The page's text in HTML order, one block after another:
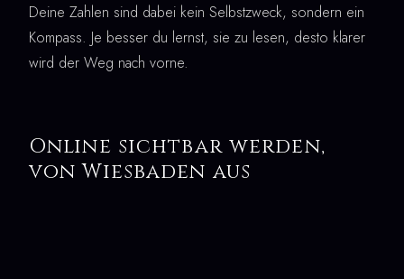
Deine Zahlen sind dabei kein Selbstzweck, sondern ein
Kompass. Je besser du lernst, sie zu lesen, desto klarer
wird der Weg nach vorne.
Online sichtbar werden,
von Wiesbaden aus